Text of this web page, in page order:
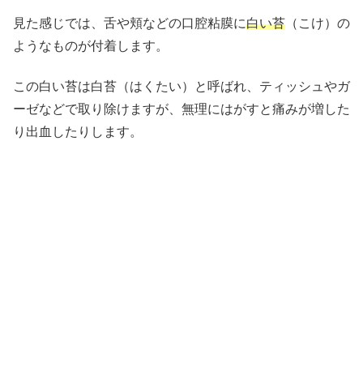
見た感じでは、舌や頬などの口腔粘膜に白い苔 （こけ）の
ようなものが付着します。
この白い苔は白苔（はくたい）と呼ばれ、ティッシュやガ
ーゼなどで取り除けますが、無理にはがすと痛みが増した
り出血したりします。